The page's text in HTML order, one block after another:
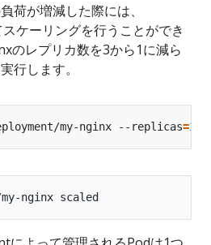
荷が増減した際には、
ケーリングを行うことができ
のレプリカ数を3から1に減ら
行します。
my-nginx --replicas=1